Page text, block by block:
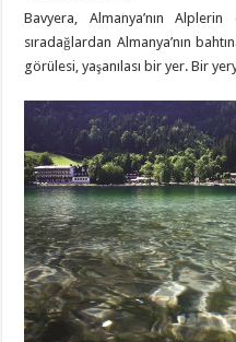
Bavyera, Almanya’nın
sıradağlardan Almanya’nın
görülesi, yaşanılası bir yer. Bir